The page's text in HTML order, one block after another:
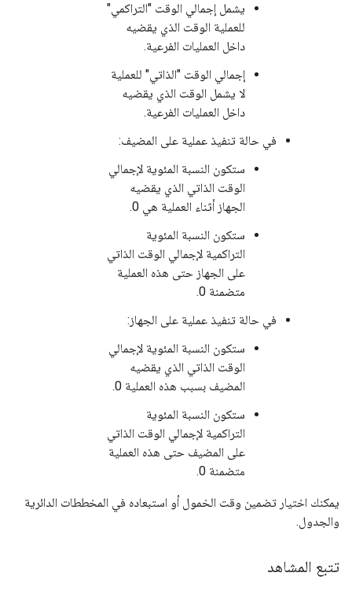
يشمل إجمالي الوقت "التراكمي"
للعملية الوقت الذي يقضيه
داخل العمليات الفرعية.
إجمالي الوقت "الذاتي" للعملية
لا يشمل الوقت الذي يقضيه
داخل العمليات الفرعية.
في حالة تنفيذ عملية على المضيف:
ستكون النسبة المئوية لإجمالي
الوقت الذاتي الذي يقضيه
الجهاز أثناء العملية هي 0.
ستكون النسبة المئوية
التراكمية لإجمالي الوقت الذاتي
على الجهاز حتى هذه العملية
متضمنة 0.
في حالة تنفيذ عملية على الجهاز:
ستكون النسبة المئوية لإجمالي
الوقت الذاتي الذي يقضيه
المضيف بسبب هذه العملية 0.
ستكون النسبة المئوية
التراكمية لإجمالي الوقت الذاتي
على المضيف حتى هذه العملية
متضمنة 0.
يمكنك اختيار تضمين وقت الخمول أو استبعاده في المخططات الدائرية
والجدول.
تتبع المشاهد